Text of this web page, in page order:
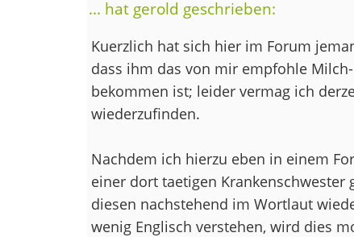
... hat gerold geschrieben:
Kuerzlich hat sich hier im Forum
dass ihm das von mir empfohle
bekommen ist; leider vermag ich
wiederzufinden.
Nachdem ich hierzu eben in einem
einer dort taetigen Krankenschwester
diesen nachstehend im Wortlaut
wenig Englisch verstehen, wird dies